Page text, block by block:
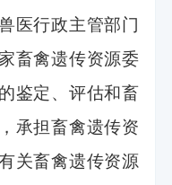
行政主管部门
畜禽遗传资源委
鉴定、评估和畜
承担畜禽遗传资
关畜禽遗传资源